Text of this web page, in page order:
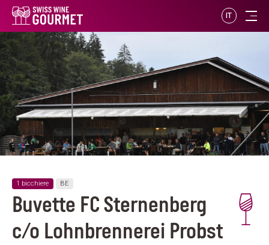
IT
1 bicchiere BE
Buvette FC Sternenberg
c/o Lohnbrennerei Probst